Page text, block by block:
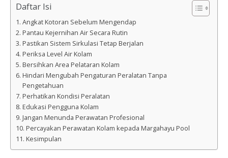
Daftar Isi
Angkat Kotoran Sebelum Mengendap
Pantau Kejernihan Air Secara Rutin
Pastikan Sistem Sirkulasi Tetap Berjalan
Periksa Level Air Kolam
Bersihkan Area Pelataran Kolam
Hindari Mengubah Pengaturan Peralatan Tanpa
Pengetahuan
Perhatikan Kondisi Peralatan
Edukasi Pengguna Kolam
Jangan Menunda Perawatan Profesional
Percayakan Perawatan Kolam kepada Margahayu Pool
Kesimpulan